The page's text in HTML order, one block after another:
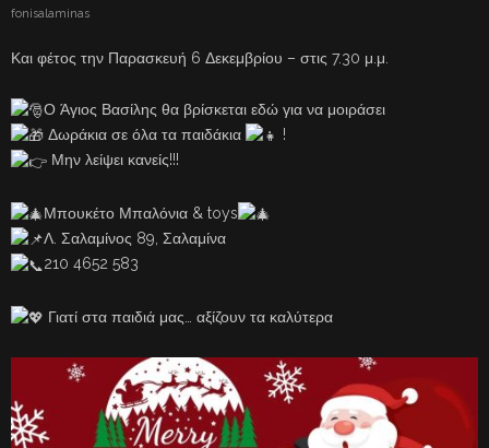
fonisalaminas
Και φέτος την Παρασκευή 6 Δεκεμβρίου – στις 7.30 μ.μ.
Ο Άγιος Βασίλης θα βρίσκεται εδώ για να μοιράσει
Δωράκια σε όλα τα παιδάκια
!
Μην λείψει κανείς!!!
Μπουκέτο Μπαλόνια & toys
Λ. Σαλαμίνος 89, Σαλαμίνα
210 4652 583
Γιατί στα παιδιά μας… αξίζουν τα καλύτερα